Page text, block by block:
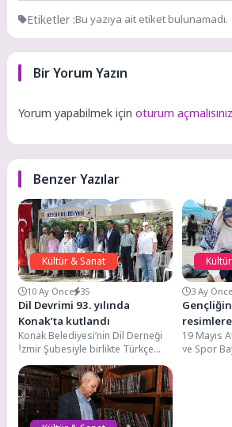
Etiketler :Bu yazıya ait etiket bulunamadı.
Bir Yorum Yazın
Yorum yapabilmek içinoturum
Benzer Yazılar
Kültür & Sanat
10 Ay Önce 35
Dil Devrimi 93. yılında
Konak’ta kutlandı
Konak Belediyesi’nin Dil Derneği
İzmir Şubesiyle birlikte Türkçe
Taşı Anıtı önünde düzenlediği
etkinlikte, Dil Devrimi’nin...
3 Ay Önce
resimlere
19 Mayıs
ve Spor